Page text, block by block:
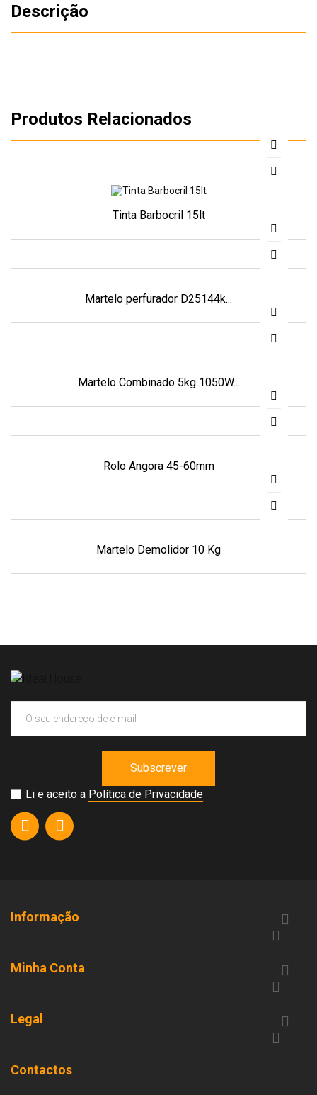
Descrição
Produtos Relacionados
Tinta Barbocril 15lt
Martelo perfurador D25144k...
Martelo Combinado 5kg 1050W...
Rolo Angora 45-60mm
Martelo Demolidor 10 Kg
Li e aceito a Política de Privacidade
Subscrever
Informação


Minha Conta


Legal


Contactos